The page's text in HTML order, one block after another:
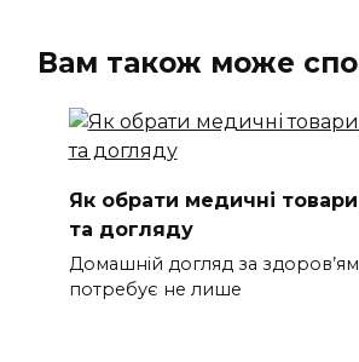
Вам також може
Як обрати медичні
та догляду
Домашній догляд за здоров’ям
потребує не лише